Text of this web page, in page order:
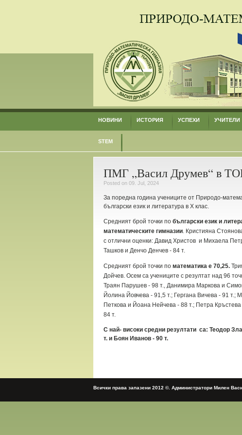
НОВИНИ ИСТОРИЯ УСПЕХИ УЧИТЕЛИ
STEM
ПМГ „Васил Друмев“ в
Posted on 09. Jul, 2024
За поредна година учениците от Природо-
български език и литература в X клас.
Средният брой точки по български език и
математическите гимназии. Кристияна
с отлични оценки: Давид Христов и Михаела
Ташков и Денчо Денчев - 84 т.
Средният брой точки по математика е 70,25.
Дойчев. Осем са учениците с резултат над 96
Траян Парушев - 98 т., Данимира Маркова и
Йолина Йовчева - 91,5 т.; Гергана Вичева - 91
Петкова и Йоана Нейчева - 88 т.; Петра
84 т.
С най- високи средни резултати са: Теодор
т. и Боян Иванов - 90 т.
Всички права запазени 2012 ©. Администратори Милен